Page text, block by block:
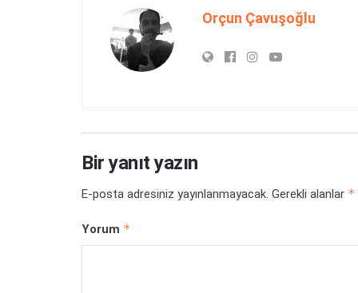
Orçun Çavuşoğlu
Bir yanıt yazın
E-posta adresiniz yayınlanmayacak. Gerekli alanlar *
Yorum *